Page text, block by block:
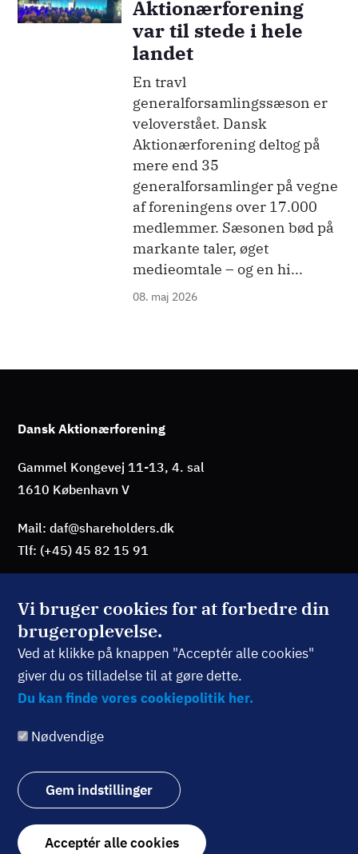
Vi bruger cookies for at forbedre din
brugeroplevelse.
Ved at klikke på knappen "Acceptér alle cookies"
giver du os tilladelse til at gøre dette.
Du kan finde vores cookiepolitik her.
Nødvendige
Gem indstillinger
Acceptér alle cookies
Aktionærforening
var til stede i hele
landet
En travl
generalforsamlingssæson er
veloverstået. Dansk
Aktionærforening deltog på
mere end 35
generalforsamlinger på vegne
af foreningens over 17.000
medlemmer. Sæsonen bød på
markante taler, øget
medieomtale – og en hi...
08. maj 2026
Dansk Aktionærforening
Gammel Kongevej 11-13, 4. sal
1610 København V
Mail: daf@shareholders.dk
Tlf: (+45) 45 82 15 91
BLIV MEDLEM
TILMELD NYHEDSBREV